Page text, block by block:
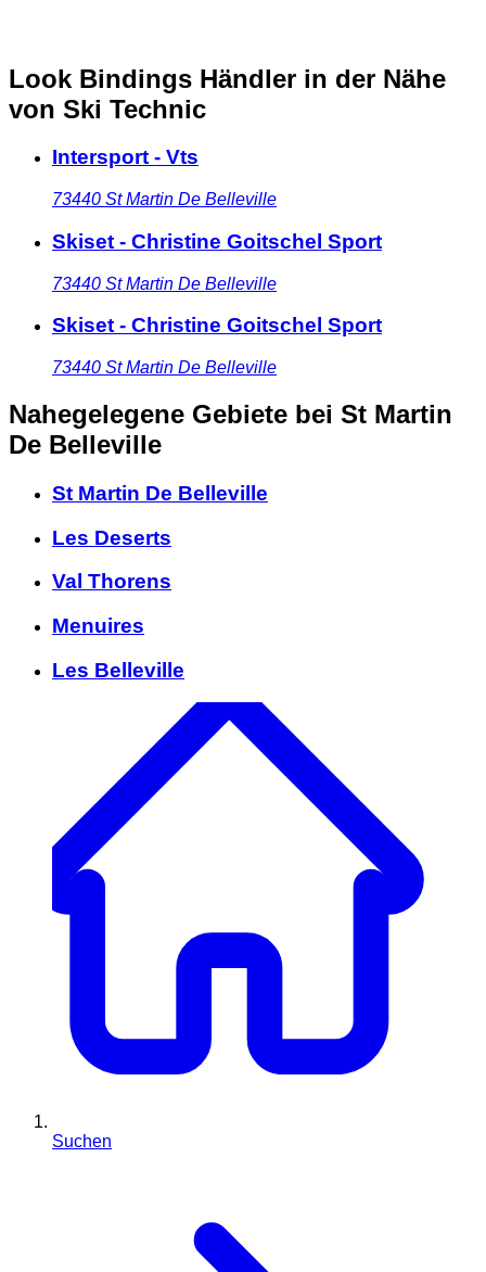
Look Bindings Händler in der Nähe
von Ski Technic
Intersport - Vts
73440 St Martin De Belleville
Skiset - Christine Goitschel Sport
73440 St Martin De Belleville
Skiset - Christine Goitschel Sport
73440 St Martin De Belleville
Nahegelegene Gebiete bei St Martin
De Belleville
St Martin De Belleville
Les Deserts
Val Thorens
Menuires
Les Belleville
Suchen